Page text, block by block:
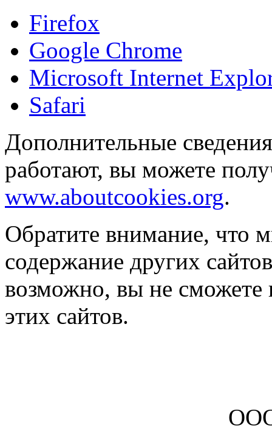
Firefox
Google Chrome
Microsoft Internet
Safari
Дополнительные
работают, вы можете
www.aboutcookies.org.
Обратите внимание, что
содержание других
возможно, вы не сможете
этих сайтов.
ООО